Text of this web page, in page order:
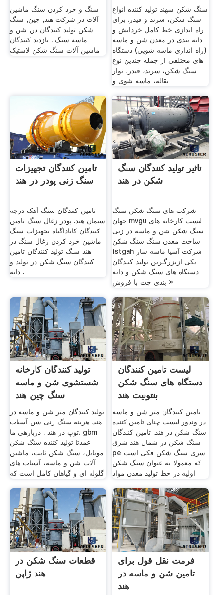
سنگ و خرد کردن سنگ ماشین
آلات در شرکت هند, چین, سنگ
شکن تولید کنندگان در, شن و
ماسه سنگ . بازدید کنندگان
ماشین آلات سنگ شکن لاستیک
سنگ شکن سهند تولید کننده انواع
سنگ شکن، سرند و فیدر. برای
راه اندازی خط کامل خردایش و
دانه بندی در معدن شن و ماسه
(راه اندازی ماسه شویی)‌ دستگاه
های مختلفی از جمله چندین نوع
سنگ شکن، سرند، فیدر، نوار
نقاله، ماسه شوی و
تامین کنندگان تجهیزات
سنگ زنی پودر در هند
تامین کنندگان سنگ آهک درجه
سیمان هند. پودر زغال سنگ تامین
کنندگان کاناداگیاه تجهیزات سنگ
ماشین خرد کردن زغال سنگ در
هند سنگ تولید کنندگان تامین
کنندگان سنگ شکن در تولید و
دانه .
تاثیر تولید کنندگان سنگ
شکن در هند
شرکت های سنگ شکن سنگ
جهان mvgu لیست کارخانه های
سنگ شکن شن و ماسه در زنی
ساخت معدن سنگ سنگ شکن
istgah شرکت آسیا ماسه ساز
یکی ازبزرگترین تولید کنندگان
دستگاه های سنگ شکن و دانه
بندی چت با فروش »
تولید کنندگان کارخانه
شستشوی شن و ماسه
سنگ چین هند
تولید کنندگان متر شن و ماسه در
هند. هزینه سنگ زنی شن آسیاب
توپ در هند . دربارهی ما. gbm
عمدتا تولید کننده سنگ شکن
موبایل، سنگ شکن ثابت، ماشین
آلات شن و ماسه، آسیاب های
گلوله ای و گیاهان کامل است که
لیست تامین کنندگان
دستگاه های سنگ شکن
بنتونیت هند
تامین کنندگان متر شن و ماسه
در وندور لیست چنای تامین کننده
سنگ شکن در هند. تامین کنندگان
سنگ شکن در شمال هند شرق
pe سری سنگ شکن فکی است
که معمولا به عنوان سنگ شکن
اولیه در خط تولید معدن مواد
قطعات سنگ شکن در
هند ژاپن
فرمت نقل قول برای
تامین شن و ماسه در
هند